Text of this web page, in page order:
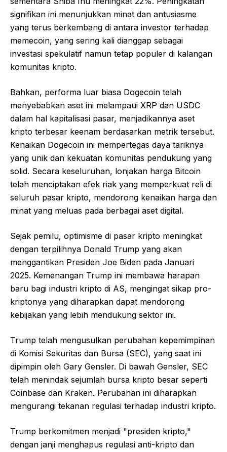
signifikan ini menunjukkan minat dan antusiasme
yang terus berkembang di antara investor terhadap
memecoin, yang sering kali dianggap sebagai
investasi spekulatif namun tetap populer di kalangan
komunitas kripto.
Bahkan, performa luar biasa Dogecoin telah
menyebabkan aset ini melampaui XRP dan USDC
dalam hal kapitalisasi pasar, menjadikannya aset
kripto terbesar keenam berdasarkan metrik tersebut.
Kenaikan Dogecoin ini mempertegas daya tariknya
yang unik dan kekuatan komunitas pendukung yang
solid. Secara keseluruhan, lonjakan harga Bitcoin
telah menciptakan efek riak yang memperkuat reli di
seluruh pasar kripto, mendorong kenaikan harga dan
minat yang meluas pada berbagai aset digital.
Sejak pemilu, optimisme di pasar kripto meningkat
dengan terpilihnya Donald Trump yang akan
menggantikan Presiden Joe Biden pada Januari
2025. Kemenangan Trump ini membawa harapan
baru bagi industri kripto di AS, mengingat sikap pro-
kriptonya yang diharapkan dapat mendorong
kebijakan yang lebih mendukung sektor ini.
Trump telah mengusulkan perubahan kepemimpinan
di Komisi Sekuritas dan Bursa (SEC), yang saat ini
dipimpin oleh Gary Gensler. Di bawah Gensler, SEC
telah menindak sejumlah bursa kripto besar seperti
Coinbase dan Kraken. Perubahan ini diharapkan
mengurangi tekanan regulasi terhadap industri kripto.
Trump berkomitmen menjadi "presiden kripto,"
dengan janji menghapus regulasi anti-kripto dan